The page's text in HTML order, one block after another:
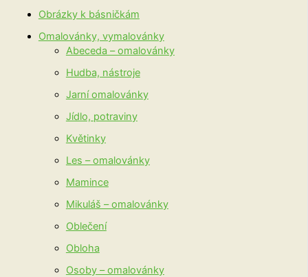
Obrázky k básničkám
Omalovánky, vymalovánky
Abeceda – omalovánky
Hudba, nástroje
Jarní omalovánky
Jídlo, potraviny
Květinky
Les – omalovánky
Mamince
Mikuláš – omalovánky
Oblečení
Obloha
Osoby – omalovánky